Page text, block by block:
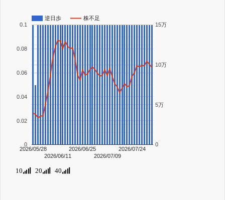
逆日歩 株不足
2026/05/28
2026/06/11
2026/06/25
2026/07/09
2026/07/24
0
0.02
0.04
0.06
0.08
0.1
0
5万
10万
15万
10 20 40